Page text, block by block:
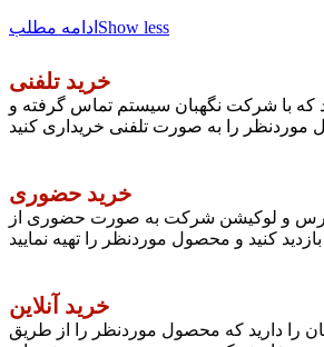
ادامه مطلب Show less
خرید تلفنی
که با شرکت نگهبان سیستم تماس گرفته و
را به صورت تلفنی خریداری کنید
خرید حضوری
آدرس و لوکیشن شرکت به صورت حضوری از
کنید و محصول موردنظر را تهیه نمایید
خرید آنلاین
را دارید که محصول موردنظر را از طریق